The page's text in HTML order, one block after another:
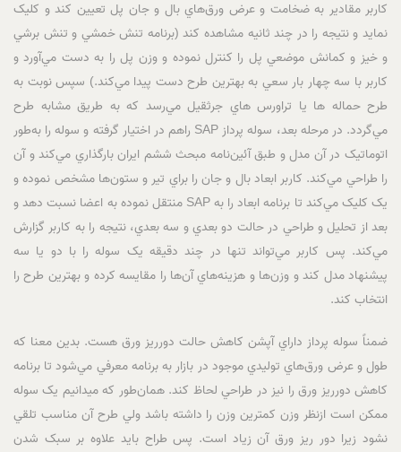
کاربر مقادير به ضخامت و عرض ورق‌هاي بال و جان پل تعيين کند و کليک
نمايد و نتيجه را در چند ثانيه مشاهده کند (برنامه تنش خمشي و تنش برشي
و خيز و کمانش موضعي پل را کنترل نموده و وزن پل را به دست مي‌آورد و
کاربر با سه چهار بار سعي به بهترين طرح دست پيدا مي‌کند.) سپس نوبت به
طرح حماله ها يا تراورس هاي جرثقيل مي‌رسد که به طريق مشابه طرح
مي‌گردد. در مرحله بعد، سوله پرداز SAP راهم در اختيار گرفته و سوله را به‌طور
اتوماتيک در آن مدل و طبق آئين‌نامه مبحث ششم ايران بارگذاري مي‌کند و آن
را طراحي مي‌کند. کاربر ابعاد بال و جان را براي تير و ستون‌ها مشخص نموده و
يک کليک مي‌کند تا برنامه ابعاد را به SAP منتقل نموده به اعضا نسبت دهد و
بعد از تحليل و طراحي در حالت دو بعدي و سه بعدي، نتيجه را به کاربر گزارش
مي‌کند. پس کاربر مي‌تواند تنها در چند دقيقه يک سوله را با دو يا سه
پيشنهاد مدل کند و وزن‌ها و هزينه‌هاي آن‌ها را مقايسه کرده و بهترين طرح را
انتخاب کند.
ضمناً سوله پرداز داراي آپشن کاهش حالت دورريز ورق هست. بدين معنا که
طول و عرض ورق‌هاي توليدي موجود در بازار به برنامه معرفي مي‌شود تا برنامه
کاهش دورريز ورق را نيز در طراحي لحاظ کند. همان‌طور که ميدانيم يک سوله
ممکن است ازنظر وزن کمترين وزن را داشته باشد ولي طرح آن مناسب تلقي
نشود زيرا دور ريز ورق آن زياد است. پس طراح بايد علاوه بر سبک شدن